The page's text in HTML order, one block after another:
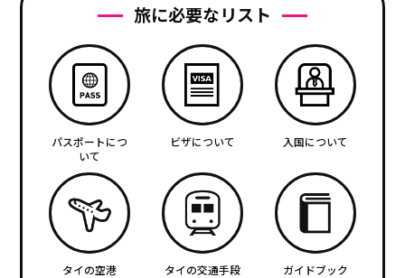
旅に必要なリスト
パスポートにつ
いて
ビザについて 入国について
タイの空港 タイの交通手段 ガイドブック